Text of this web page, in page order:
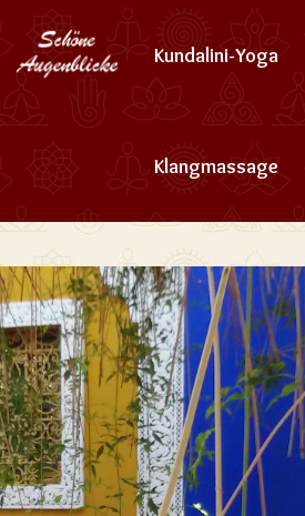
Kundalini-Yoga
Klangmassage